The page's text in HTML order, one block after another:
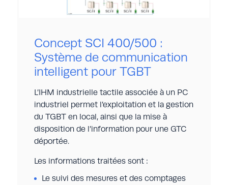
Concept SCI 400/500 :
Système de communication
intelligent pour TGBT
L’IHM industrielle tactile associée à un PC
industriel permet l’exploitation et la gestion
du TGBT en local, ainsi que la mise à
disposition de l’information pour une GTC
déportée.
Les informations traitées sont :
Le suivi des mesures et des comptages